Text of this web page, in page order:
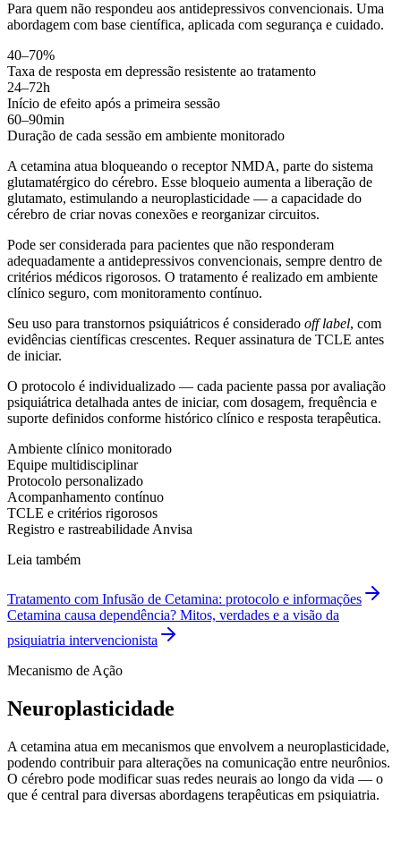
Para quem não respondeu aos antidepressivos convencionais. Uma
abordagem com base científica, aplicada com segurança e cuidado.
40–70%
Taxa de resposta em depressão resistente ao tratamento
24–72h
Início de efeito após a primeira sessão
60–90min
Duração de cada sessão em ambiente monitorado
A cetamina atua bloqueando o receptor NMDA, parte do sistema
glutamatérgico do cérebro. Esse bloqueio aumenta a liberação de
glutamato, estimulando a neuroplasticidade — a capacidade do
cérebro de criar novas conexões e reorganizar circuitos.
Pode ser considerada para pacientes que não responderam
adequadamente a antidepressivos convencionais, sempre dentro de
critérios médicos rigorosos. O tratamento é realizado em ambiente
clínico seguro, com monitoramento contínuo.
Seu uso para transtornos psiquiátricos é considerado off label, com
evidências científicas crescentes. Requer assinatura de TCLE antes
de iniciar.
O protocolo é individualizado — cada paciente passa por avaliação
psiquiátrica detalhada antes de iniciar, com dosagem, frequência e
suporte definidos conforme histórico clínico e resposta terapêutica.
Ambiente clínico monitorado
Equipe multidisciplinar
Protocolo personalizado
Acompanhamento contínuo
TCLE e critérios rigorosos
Registro e rastreabilidade Anvisa
Leia também
Tratamento com Infusão de Cetamina: protocolo e informações
Cetamina causa dependência? Mitos, verdades e a visão da
psiquiatria intervencionista
Mecanismo de Ação
Neuroplasticidade
A cetamina atua em mecanismos que envolvem a neuroplasticidade,
podendo contribuir para alterações na comunicação entre neurônios.
O cérebro pode modificar suas redes neurais ao longo da vida — o
que é central para diversas abordagens terapêuticas em psiquiatria.